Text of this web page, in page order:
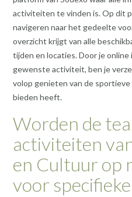
activiteiten te vinden is. Op dit
navigeren naar het gedeelte
overzicht krijgt van alle
tijden en locaties. Door je
gewenste activiteit, ben je
volop genieten van de
bieden heeft.
Worden de
activiteiten
en Cultuur op
voor